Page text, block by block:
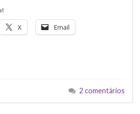
X Email
2 comentários